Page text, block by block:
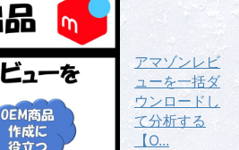
アマゾンレビ
ューを一括ダ
ウンロードし
て分析する
【O...